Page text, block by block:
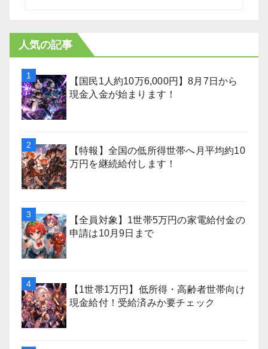
人気の記事
【国民1人約10万6,000円】8月7日から
現金入金が始まります！
【特報】全国の低所得世帯へ月平均約10
万円を継続給付します！
【全員対象】1世帯5万円の家電給付金の
申請は10月9日まで
【1世帯1万円】低所得・高齢者世帯向け
現金給付！受給済みか要チェック